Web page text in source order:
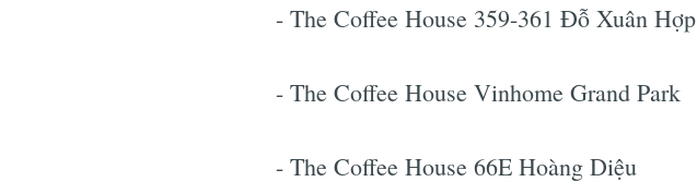
- The Coffee House 359-361 Đỗ Xuân Hợp
- The Coffee House Vinhome Grand Park
- The Coffee House 66E Hoàng Diệu